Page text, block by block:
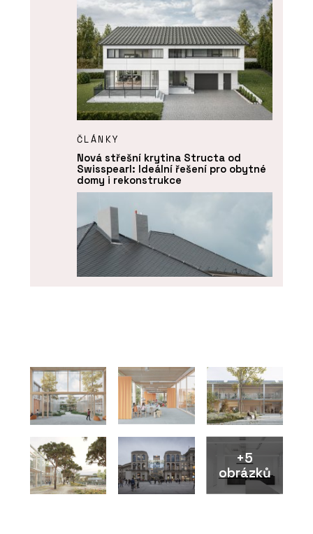
ČLÁNKY
Nová střešní krytina Structa od
Swisspearl: Ideální řešení pro obytné
domy i rekonstrukce
krytina Swisspearl
+5
obrázků